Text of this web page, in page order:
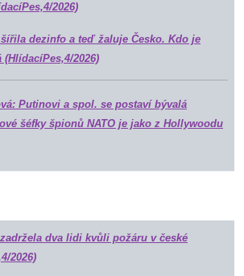
2026)
dezinfo a teď žaluje Česko. Kdo je
2026)
Putinovi a spol. se postaví bývalá
šéfky špionů NATO je jako z Hollywoodu
dva lidi kvůli požáru v české
2026)